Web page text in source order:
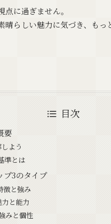
に過ぎません。
晴らしい魅力に気づき、も
目次
要
よう
準とは
3のタイプ
徴と強み
と能力
みと個性